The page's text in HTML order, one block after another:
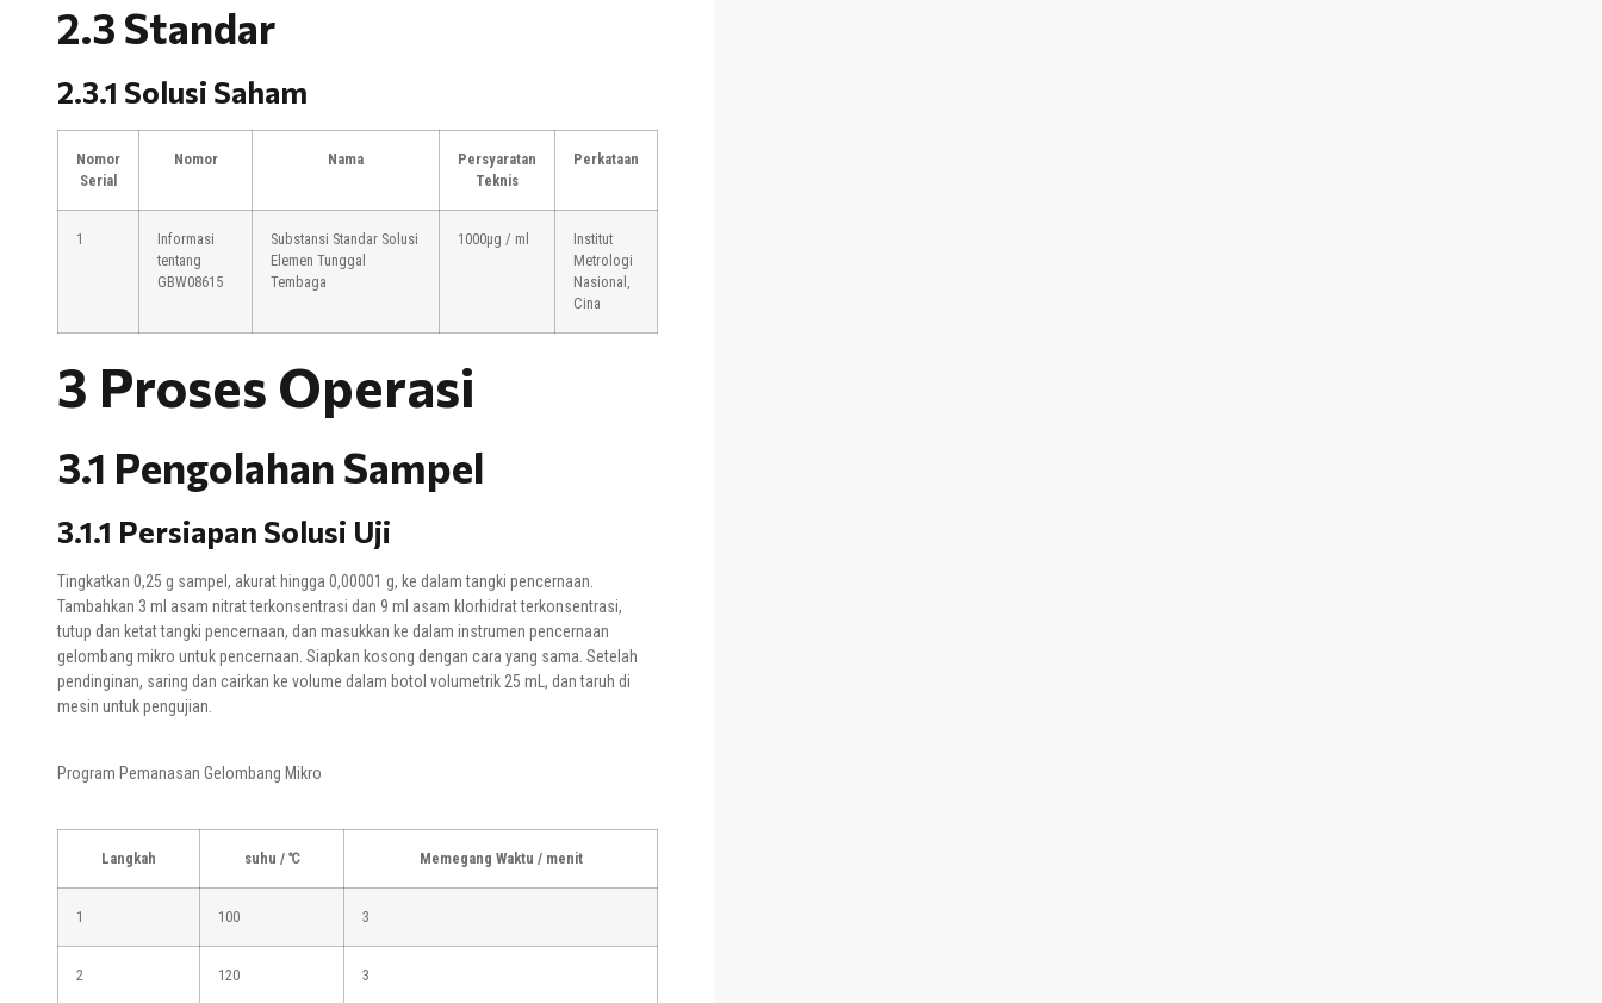
2.3 Standar
2.3.1 Solusi Saham
Nomor
Serial
Nomor Nama
Persyaratan
Teknis
Perkataan
1
Informasi
tentang
GBW08615
Substansi Standar Solusi
Elemen Tunggal
Tembaga
1000μg / ml
Institut
Metrologi
Nasional,
Cina
3 Proses Operasi
3.1 Pengolahan Sampel
3.1.1 Persiapan Solusi Uji
Tingkatkan 0,25 g sampel, akurat hingga 0,00001 g, ke dalam tangki pencernaan.
Tambahkan 3 ml asam nitrat terkonsentrasi dan 9 ml asam klorhidrat terkonsentrasi,
tutup dan ketat tangki pencernaan, dan masukkan ke dalam instrumen pencernaan
gelombang mikro untuk pencernaan. Siapkan kosong dengan cara yang sama. Setelah
pendinginan, saring dan cairkan ke volume dalam botol volumetrik 25 mL, dan taruh di
mesin untuk pengujian.
Program Pemanasan Gelombang Mikro
Langkah suhu / ℃ Memegang Waktu / menit
1 100 3
2 120 3